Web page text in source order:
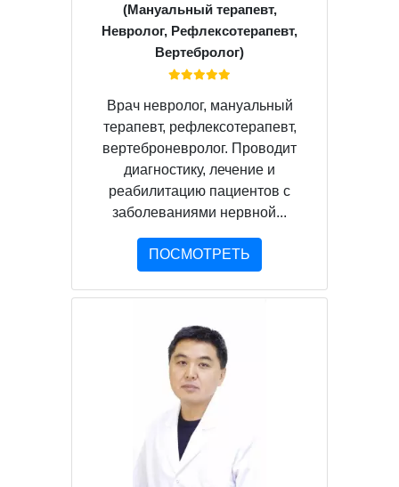
(Мануальный терапевт,
Невролог, Рефлексотерапевт,
Вертебролог)
Врач невролог, мануальный
терапевт, рефлексотерапевт,
вертеброневролог. Проводит
диагностику, лечение и
реабилитацию пациентов с
заболеваниями нервной...
ПОСМОТРЕТЬ